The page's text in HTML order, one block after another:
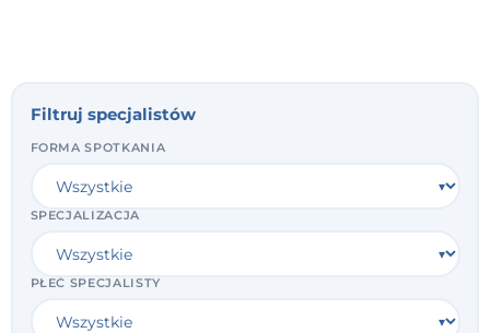
Filtruj specjalistów
FORMA SPOTKANIA
SPECJALIZACJA
PŁEĆ SPECJALISTY